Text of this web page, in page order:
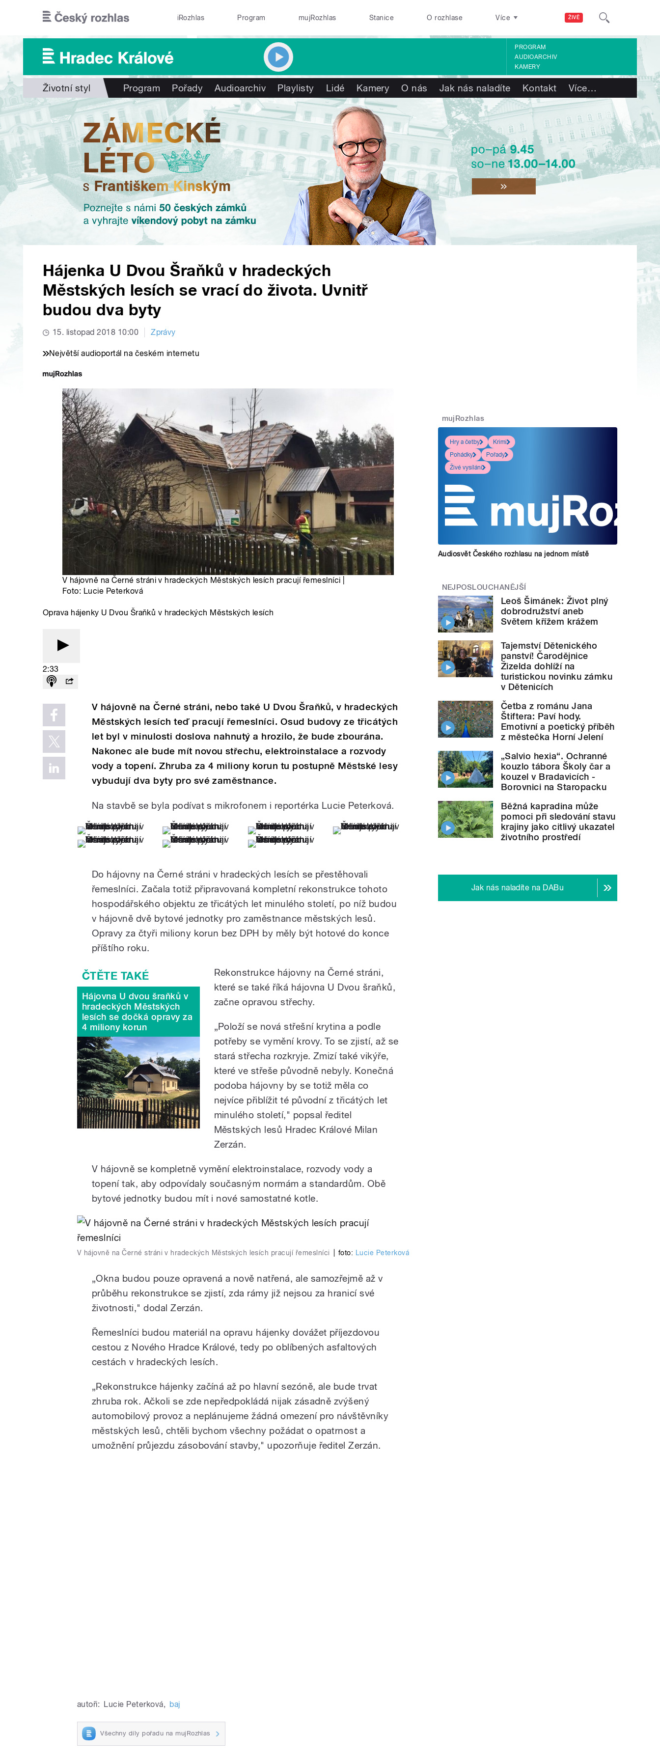
ŽIVĚ
iRozhlas Program mujRozhlas Stanice O rozhlase Více
PROGRAM
AUDIOARCHIV
KAMERY
Životní styl Program Pořady Audioarchiv Playlisty Lidé Kamery O nás Jak nás naladíte Kontakt Více…
Hájenka U Dvou Šraňků v hradeckých
Městských lesích se vrací do života. Uvnitř
budou dva byty
15. listopad 2018 10:00 Zprávy
Největší audioportál na českém internetu
V hájovně na Černé stráni v hradeckých Městských lesích pracují řemeslníci |
Foto: Lucie Peterková
Oprava hájenky U Dvou Šraňků v hradeckých Městských lesích
2:33
V hájovně na Černé stráni, nebo také U Dvou Šraňků, v hradeckých
Městských lesích teď pracují řemeslníci. Osud budovy ze třicátých
let byl v minulosti doslova nahnutý a hrozilo, že bude zbourána.
Nakonec ale bude mít novou střechu, elektroinstalace a rozvody
vody a topení. Zhruba za 4 miliony korun tu postupně Městské lesy
vybudují dva byty pro své zaměstnance.
Na stavbě se byla podívat s mikrofonem i reportérka Lucie Peterková.
Do hájovny na Černé stráni v hradeckých lesích se přestěhovali
řemeslníci. Začala totiž připravovaná kompletní rekonstrukce tohoto
hospodářského objektu ze třicátých let minulého století, po níž budou
v hájovně dvě bytové jednotky pro zaměstnance městských lesů.
Opravy za čtyři miliony korun bez DPH by měly být hotové do konce
příštího roku.
Hájovna U dvou šraňků v
hradeckých Městských
lesích se dočká opravy za
4 miliony korun
Rekonstrukce hájovny na Černé stráni,
které se také říká hájovna U Dvou šraňků,
začne opravou střechy.
„Položí se nová střešní krytina a podle
potřeby se vymění krovy. To se zjistí, až se
stará střecha rozkryje. Zmizí také vikýře,
které ve střeše původně nebyly. Konečná
podoba hájovny by se totiž měla co
nejvíce přiblížit té původní z třicátých let
minulého století," popsal ředitel
Městských lesů Hradec Králové Milan
Zerzán.
V hájovně se kompletně vymění elektroinstalace, rozvody vody a
topení tak, aby odpovídaly současným normám a standardům. Obě
bytové jednotky budou mít i nové samostatné kotle.
V hájovně na Černé stráni v hradeckých Městských lesích pracují řemeslníci foto: Lucie Peterková
„Okna budou pouze opravená a nově natřená, ale samozřejmě až v
průběhu rekonstrukce se zjistí, zda rámy již nejsou za hranicí své
životnosti," dodal Zerzán.
Řemeslníci budou materiál na opravu hájenky dovážet příjezdovou
cestou z Nového Hradce Králové, tedy po oblíbených asfaltových
cestách v hradeckých lesích.
„Rekonstrukce hájenky začíná až po hlavní sezóně, ale bude trvat
zhruba rok. Ačkoli se zde nepředpokládá nijak zásadně zvýšený
automobilový provoz a neplánujeme žádná omezení pro návštěvníky
městských lesů, chtěli bychom všechny požádat o opatrnost a
umožnění průjezdu zásobování stavby," upozorňuje ředitel Zerzán.
autoři: Lucie Peterková, baj
Všechny díly pořadu na mujRozhlas
mujRozhlas
Hry a četby
Krimi
Pohádky
Pořady
Živé vysílání
Audiosvět Českého rozhlasu na jednom místě
NEJPOSLOUCHANĚJŠÍ
Leoš Šimánek: Život plný
dobrodružství aneb
Světem křížem krážem
Tajemství Dětenického
panství! Čarodějnice
Žizelda dohlíží na
turistickou novinku zámku
v Dětenicích
Četba z románu Jana
Štiftera: Paví hody.
Emotivní a poetický příběh
z městečka Horní Jelení
„Salvio hexia“. Ochranné
kouzlo tábora Školy čar a
kouzel v Bradavicích -
Borovnici na Staropacku
Běžná kapradina může
pomoci při sledování stavu
krajiny jako citlivý ukazatel
životního prostředí
Jak nás naladíte na DABu